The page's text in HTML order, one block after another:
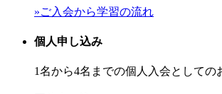
»ご入会から学習の流れ
個人申し込み
1名から4名までの個人入会としての